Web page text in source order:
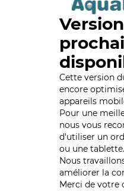
Cette version
encore
appareils
Pour une
nous vous
d'utiliser un
ou une tablette.
Nous
améliorer la
Merci de votre